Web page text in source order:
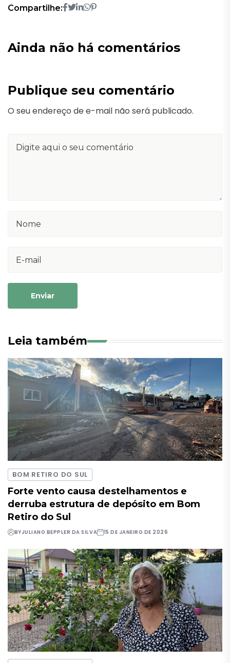
Compartilhe:
Ainda não há comentários
Publique seu comentário
O seu endereço de e-mail não será publicado.
Enviar
Leia também
BOM RETIRO DO SUL
Forte vento causa destelhamentos e
derruba estrutura de depósito em Bom
Retiro do Sul
BYJULIANO BEPPLER DA SILVA 15 DE JANEIRO DE 2026